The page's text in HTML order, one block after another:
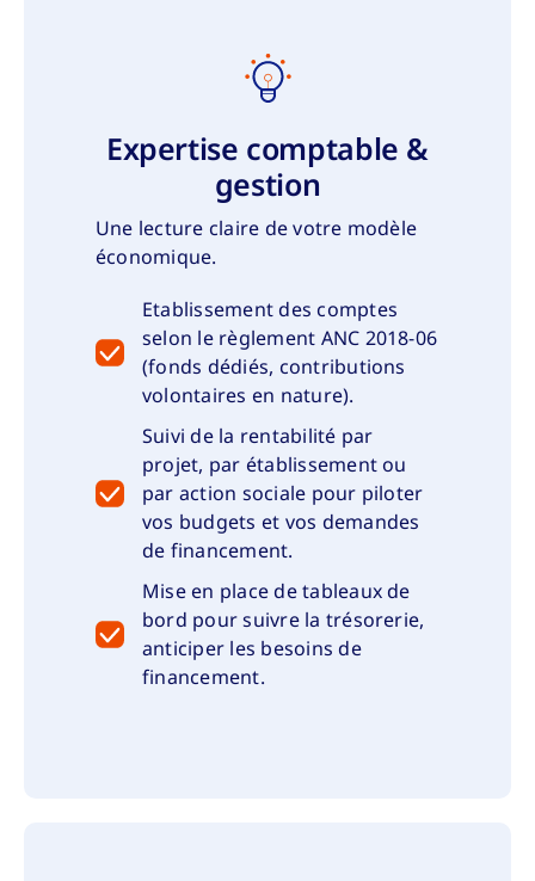
Expertise comptable &
gestion
Une lecture claire de votre modèle
économique.
Etablissement des comptes
selon le règlement ANC 2018-06
(fonds dédiés, contributions
volontaires en nature).
Suivi de la rentabilité par
projet, par établissement ou
par action sociale pour piloter
vos budgets et vos demandes
de financement.
Mise en place de tableaux de
bord pour suivre la trésorerie,
anticiper les besoins de
financement.